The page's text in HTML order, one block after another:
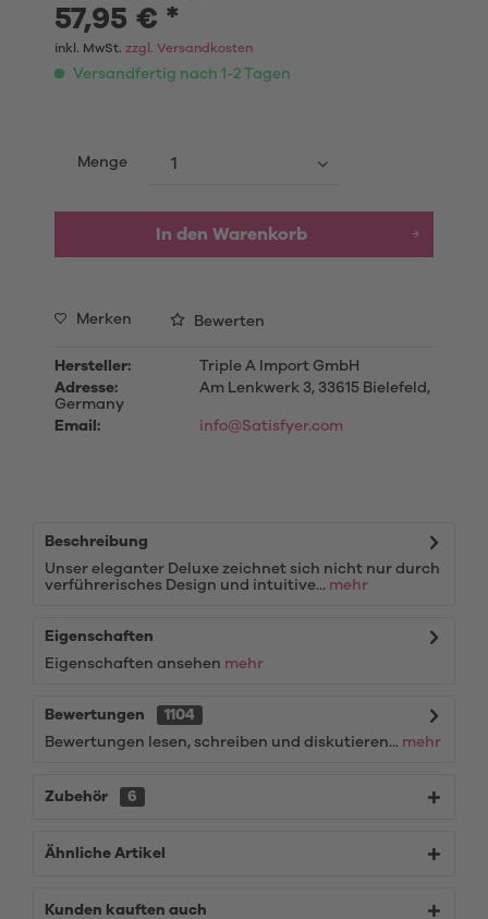
57,95 € *
inkl. MwSt. zzgl. Versandkosten
Versandfertig nach 1-2 Tagen
Menge
In den Warenkorb
Merken Bewerten
Hersteller:
Triple A Import GmbH
Adresse:
Am Lenkwerk 3, 33615 Bielefeld,
Germany
Email:
info@Satisfyer.com
Beschreibung
Unser eleganter Deluxe zeichnet sich nicht nur durch
verführerisches Design und intuitive... mehr
Eigenschaften
Eigenschaften ansehen mehr
Bewertungen
1104
Bewertungen lesen, schreiben und diskutieren... mehr
Zubehör 6
Ähnliche Artikel
Kunden kauften auch